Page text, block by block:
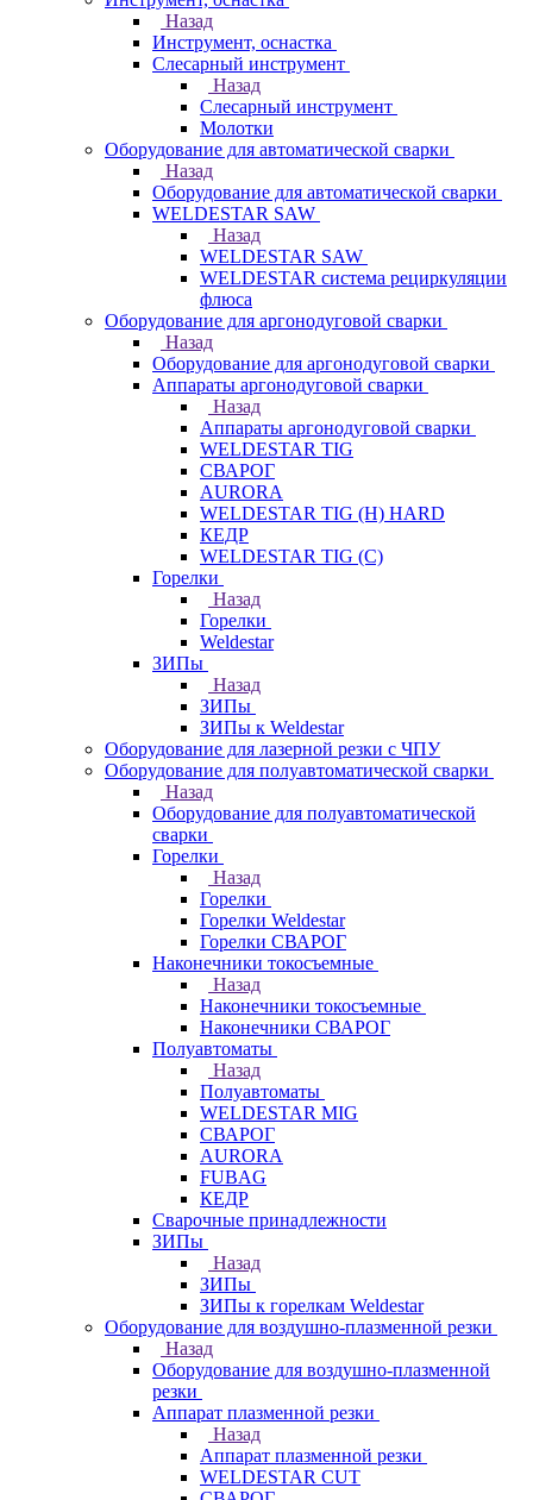
Назад
Инструмент, оснастка
Слесарный инструмент
Назад
Слесарный инструмент
Молотки
Оборудование для автоматической сварки
Назад
Оборудование для автоматической сварки
WELDESTAR SAW
Назад
WELDESTAR SAW
WELDESTAR система рециркуляции
флюса
Оборудование для аргонодуговой сварки
Назад
Оборудование для аргонодуговой сварки
Аппараты аргонодуговой сварки
Назад
Аппараты аргонодуговой сварки
WELDESTAR TIG
СВАРОГ
AURORA
WELDESTAR TIG (H) HARD
КЕДР
WELDESTAR TIG (С)
Горелки
Назад
Горелки
Weldestar
ЗИПы
Назад
ЗИПы
ЗИПы к Weldestar
Оборудование для лазерной резки с ЧПУ
Оборудование для полуавтоматической сварки
Назад
Оборудование для полуавтоматической
сварки
Горелки
Назад
Горелки
Горелки Weldestar
Горелки СВАРОГ
Наконечники токосъемные
Назад
Наконечники токосъемные
Наконечники СВАРОГ
Полуавтоматы
Назад
Полуавтоматы
WELDESTAR MIG
СВАРОГ
AURORA
FUBAG
КЕДР
Сварочные принадлежности
ЗИПы
Назад
ЗИПы
ЗИПы к горелкам Weldestar
Оборудование для воздушно-плазменной резки
Назад
Оборудование для воздушно-плазменной
резки
Аппарат плазменной резки
Назад
Аппарат плазменной резки
WELDESTAR CUT